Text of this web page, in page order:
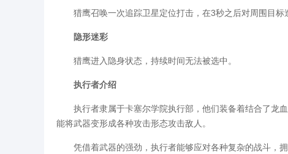
猎鹰召唤一次追踪卫星定位打击，在3秒之后对周围目标
隐形迷彩
猎鹰进入隐身状态，持续时间无法被选中。
执行者介绍
执行者隶属于卡塞尔学院执行部，他们装备着结合了龙
能将武器变形成各种攻击形态攻击敌人。
凭借着武器的强劲，执行者能够应对各种复杂的战斗，拥